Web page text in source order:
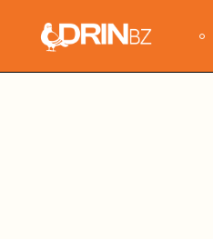
content